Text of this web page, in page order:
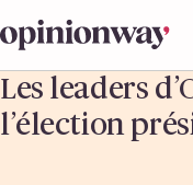
Les leaders
l’élection